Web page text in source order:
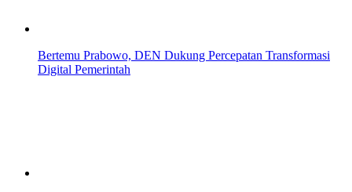
Bertemu Prabowo, DEN Dukung Percepatan Transformasi
Digital Pemerintah